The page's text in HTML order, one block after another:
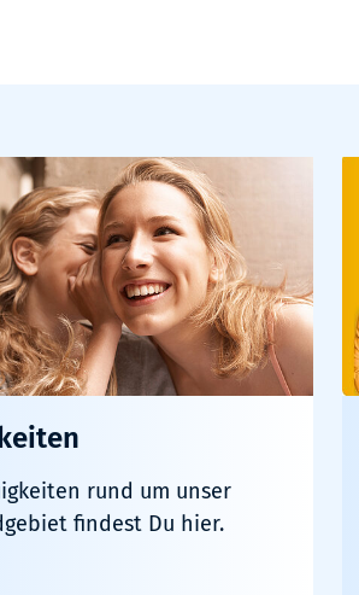
rund um unser
findest Du hier.